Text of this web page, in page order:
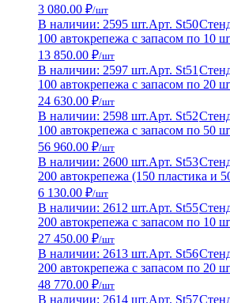
3 080.00 ₽/шт
В наличии: 2595 шт.Арт. St50
100 автокрепежа с запасом по 10
13 850.00 ₽/шт
В наличии: 2597 шт.Арт. St51
100 автокрепежа с запасом по 20
24 630.00 ₽/шт
В наличии: 2598 шт.Арт. St52
100 автокрепежа с запасом по 50
56 960.00 ₽/шт
В наличии: 2600 шт.Арт. St53
200 автокрепежа (150 пластика и
6 130.00 ₽/шт
В наличии: 2612 шт.Арт. St55
200 автокрепежа с запасом по 10
27 450.00 ₽/шт
В наличии: 2613 шт.Арт. St56
200 автокрепежа с запасом по 20
48 770.00 ₽/шт
В наличии: 2614 шт.Арт. St57